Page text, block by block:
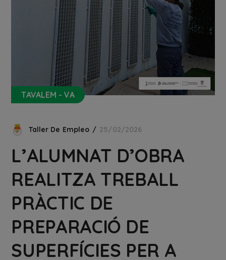
TAVALEM - VA
Taller De Empleo 25/02/2026
L’ALUMNAT D’OBRA
REALITZA TREBALL
PRÀCTIC DE
PREPARACIÓ DE
SUPERFÍCIES PER A